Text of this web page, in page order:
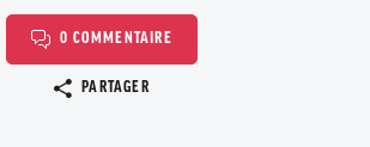
0 COMMENTAIRE
PARTAGER